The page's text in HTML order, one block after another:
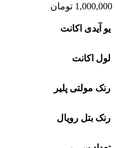
1,000,000 تومان
یو آیدی اکانت
لول اکانت
رنک مولتی پلیر
رنک بتل رویال